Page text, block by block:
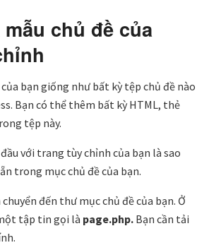
chủ đề của
bạn giống như bất kỳ tệp chủ đề nào
Bạn có thể thêm bất kỳ HTML, thẻ
tệp này.
với trang tùy chỉnh của bạn là sao
trong mục chủ đề của bạn.
đến thư mục chủ đề của bạn. Ở
tập tin gọi là page.php. Bạn cần tải